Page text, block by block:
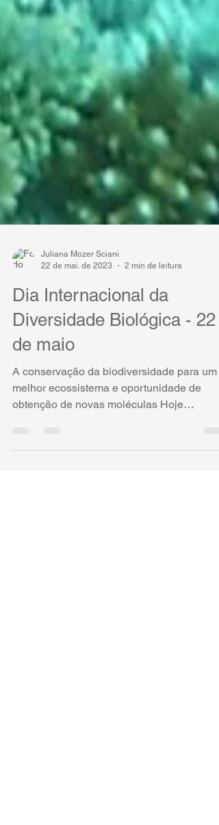
Juliana Mozer Sciani
22 de mai. de 2023
2 min de leitura
Dia Internacional da
Diversidade Biológica - 22
de maio
A conservação da biodiversidade para um
comemoramos o Dia...